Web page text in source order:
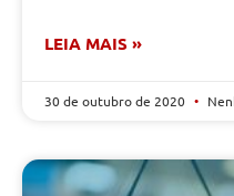
LEIA MAIS »
30 de outubro de 2020